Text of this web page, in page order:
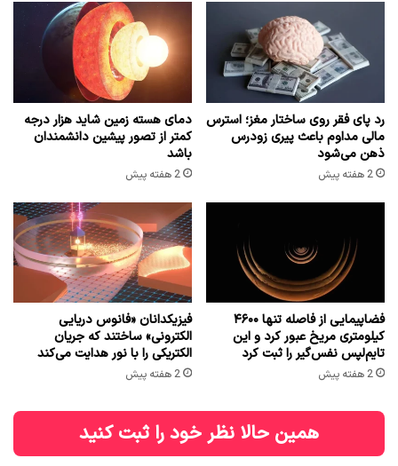
رد پای فقر روی ساختار مغز؛ استرس
مالی مداوم باعث پیری زودرس
ذهن می‌شود
2 هفته پیش
دمای هسته زمین شاید هزار درجه
کمتر از تصور پیشین دانشمندان
باشد
2 هفته پیش
فضاپیمایی از فاصله تنها ۴۶۰۰
کیلومتری مریخ عبور کرد و این
تایم‌لپس نفس‌گیر را ثبت کرد
2 هفته پیش
فیزیکدانان «فانوس دریایی
الکترونی» ساختند که جریان
الکتریکی را با نور هدایت می‌کند
2 هفته پیش
همین حالا نظر خود را ثبت کنید